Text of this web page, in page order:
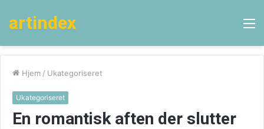
artindex
Hjem / Ukategoriseret
Ukategoriseret
En romantisk aften der slutter